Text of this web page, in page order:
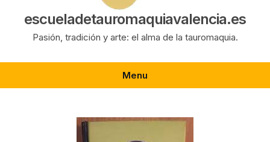
escueladetauromaquiavalencia.es
Pasión, tradición y arte: el alma de la tauromaquia.
Menu